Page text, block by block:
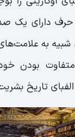
دارای یک
به
بودن
الفبای تاریخ